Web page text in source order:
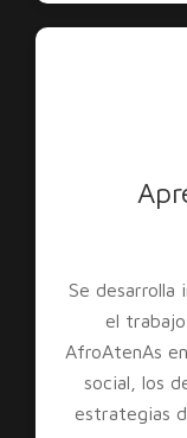
Se desarrolla
el
AfroAtenAs
social, los
estrategias